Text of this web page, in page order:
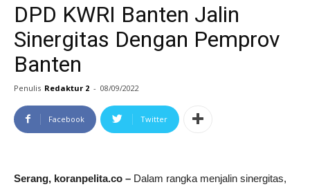
DPD KWRI Banten Jalin
Sinergitas Dengan Pemprov
Banten
Penulis Redaktur 2 - 08/09/2022
Facebook Twitter
Serang, koranpelita.co – Dalam rangka menjalin sinergitas,